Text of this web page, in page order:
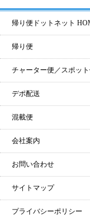
帰り便ドットネット
帰り便
チャーター便／スポッ
デポ配送
混載便
会社案内
お問い合わせ
サイトマップ
プライバシーポリシー